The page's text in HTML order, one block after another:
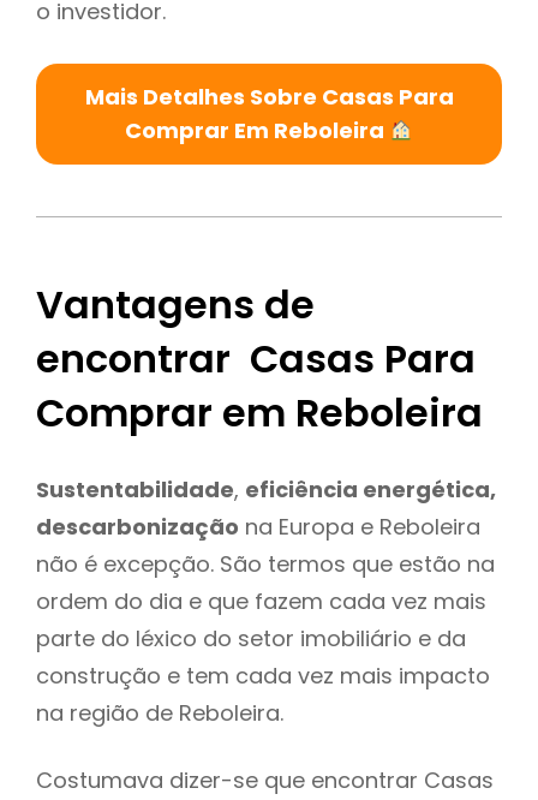
o investidor.
Mais Detalhes Sobre Casas Para
Comprar Em Reboleira
Vantagens de
encontrar Casas Para
Comprar em Reboleira
Sustentabilidade, eficiência energética,
descarbonização na Europa e Reboleira
não é excepção. São termos que estão na
ordem do dia e que fazem cada vez mais
parte do léxico do setor imobiliário e da
construção e tem cada vez mais impacto
na região de Reboleira.
Costumava dizer-se que encontrar Casas